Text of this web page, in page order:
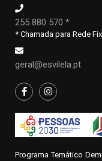
255 880 570 *
* Chamada para Rede
geral@esvilela.pt
Programa Temático